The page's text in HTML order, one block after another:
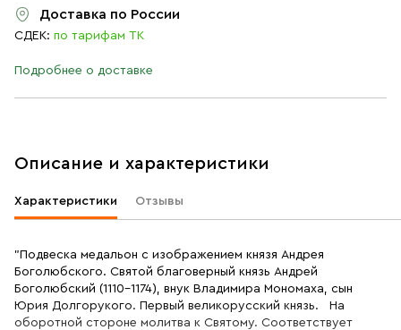
Доставка по России
СДЕК: по тарифам ТК
Подробнее о доставке
Описание и характеристики
Характеристики Отзывы
"Подвеска медальон с изображением князя Андрея
Боголюбского. Святой благоверный князь Андрей
Боголюбский (1110–1174), внук Владимира Мономаха, сын
Юрия Долгорукого. Первый великорусский князь. На
оборотной стороне молитва к Святому. Соответствует